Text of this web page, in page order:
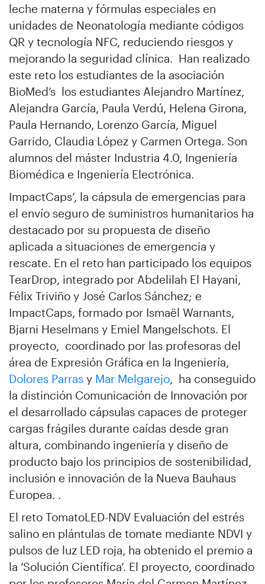
leche materna y fórmulas especiales en
unidades de Neonatología mediante códigos
QR y tecnología NFC, reduciendo riesgos y
mejorando la seguridad clínica. Han realizado
este reto los estudiantes de la asociación
BioMed’s los estudiantes Alejandro Martínez,
Alejandra García, Paula Verdú, Helena Girona,
Paula Hernando, Lorenzo García, Miguel
Garrido, Claudia López y Carmen Ortega. Son
alumnos del máster Industria 4.0, Ingeniería
Biomédica e Ingeniería Electrónica.
ImpactCaps’, la cápsula de emergencias para
el envío seguro de suministros humanitarios ha
destacado por su propuesta de diseño
aplicada a situaciones de emergencia y
rescate. En el reto han participado los equipos
TearDrop, integrado por Abdelilah El Hayani,
Félix Triviño y José Carlos Sánchez; e
ImpactCaps, formado por Ismaël Warnants,
Bjarni Heselmans y Emiel Mangelschots. El
proyecto, coordinado por las profesoras del
área de Expresión Gráfica en la Ingeniería,
Dolores Parras y Mar Melgarejo, ha conseguido
la distinción Comunicación de Innovación por
el desarrollado cápsulas capaces de proteger
cargas frágiles durante caídas desde gran
altura, combinando ingeniería y diseño de
producto bajo los principios de sostenibilidad,
inclusión e innovación de la Nueva Bauhaus
Europea. .
El reto TomatoLED-NDV Evaluación del estrés
salino en plántulas de tomate mediante NDVI y
pulsos de luz LED roja, ha obtenido el premio a
la ‘Solución Científica’. El proyecto, coordinado